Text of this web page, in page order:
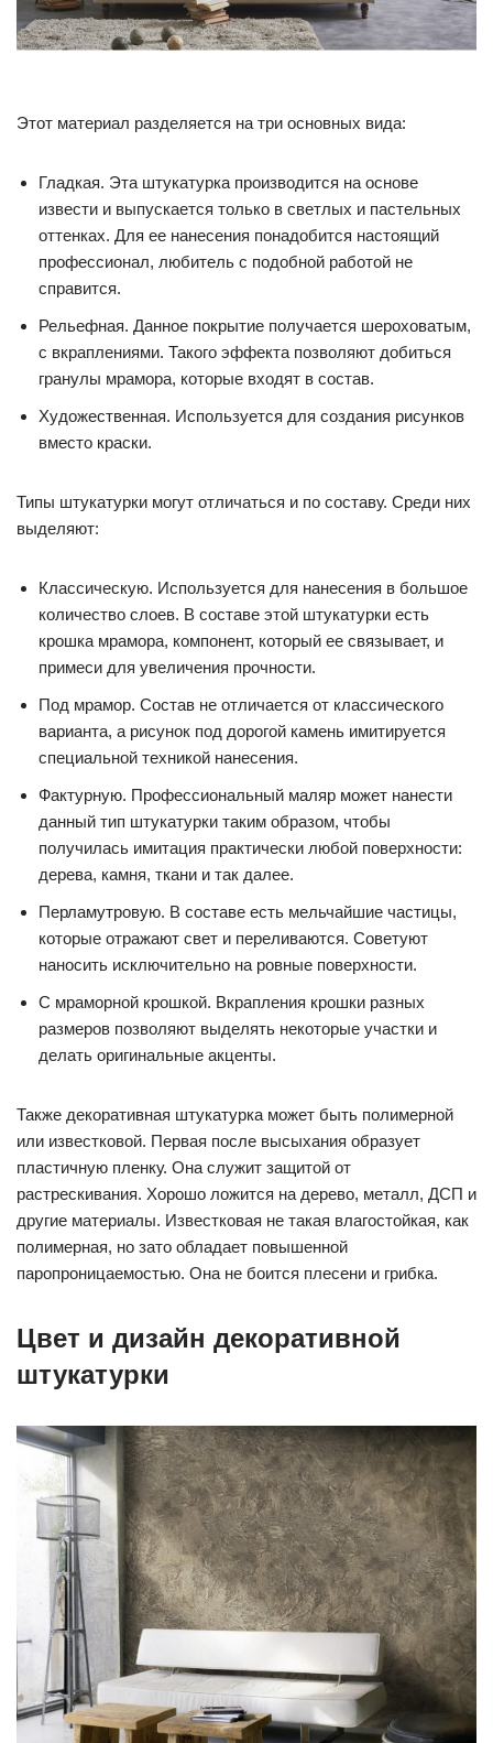
Этот материал разделяется на три основных вида:
Гладкая. Эта штукатурка производится на основе
извести и выпускается только в светлых и пастельных
оттенках. Для ее нанесения понадобится настоящий
профессионал, любитель с подобной работой не
справится.
Рельефная. Данное покрытие получается шероховатым,
с вкраплениями. Такого эффекта позволяют добиться
гранулы мрамора, которые входят в состав.
Художественная. Используется для создания рисунков
вместо краски.
Типы штукатурки могут отличаться и по составу. Среди них
выделяют:
Классическую. Используется для нанесения в большое
количество слоев. В составе этой штукатурки есть
крошка мрамора, компонент, который ее связывает, и
примеси для увеличения прочности.
Под мрамор. Состав не отличается от классического
варианта, а рисунок под дорогой камень имитируется
специальной техникой нанесения.
Фактурную. Профессиональный маляр может нанести
данный тип штукатурки таким образом, чтобы
получилась имитация практически любой поверхности:
дерева, камня, ткани и так далее.
Перламутровую. В составе есть мельчайшие частицы,
которые отражают свет и переливаются. Советуют
наносить исключительно на ровные поверхности.
С мраморной крошкой. Вкрапления крошки разных
размеров позволяют выделять некоторые участки и
делать оригинальные акценты.
Также декоративная штукатурка может быть полимерной
или известковой. Первая после высыхания образует
пластичную пленку. Она служит защитой от
растрескивания. Хорошо ложится на дерево, металл, ДСП и
другие материалы. Известковая не такая влагостойкая, как
полимерная, но зато обладает повышенной
паропроницаемостью. Она не боится плесени и грибка.
Цвет и дизайн декоративной
штукатурки